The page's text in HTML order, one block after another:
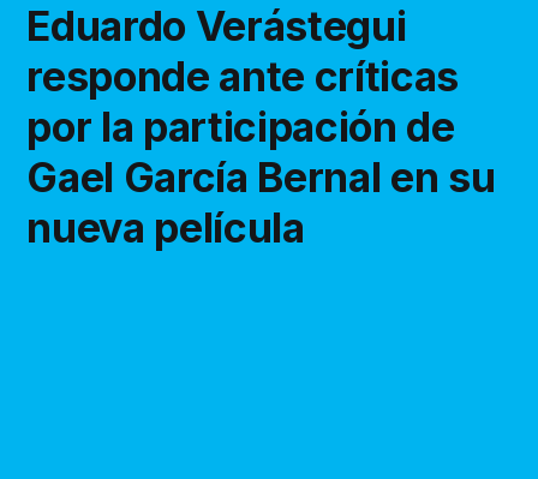
Eduardo Verástegui
responde ante críticas
por la participación de
Gael García Bernal en su
nueva película